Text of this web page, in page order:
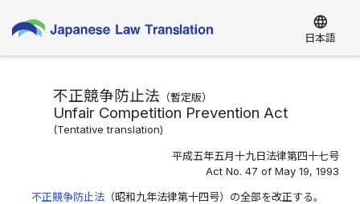
language
日本語
不正競争防止法 （暫定版）
Unfair Competition Prevention Act
(Tentative translation)
平成五年五月十九日法律第四十七号
Act No. 47 of May 19, 1993
不正競争防止法 （昭和九年法律第十四号）の全部を改正する。